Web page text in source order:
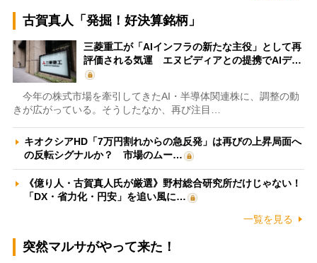
古賀真人「発掘！好決算銘柄」
三菱重工が「AIインフラの新たな主役」として再
評価される気運 エヌビディアとの提携でAIデ…
今年の株式市場を牽引してきたAI・半導体関連株に、調整の動
きが広がっている。そうしたなか、再び注目…
キオクシアHD「7万円割れからの急反発」は再びの上昇局面へ
の反転シグナルか？ 市場のムー…
《億り人・古賀真人氏が厳選》野村総合研究所だけじゃない！
「DX・省力化・円安」を追い風に…
一覧を見る
突然マルサがやって来た！